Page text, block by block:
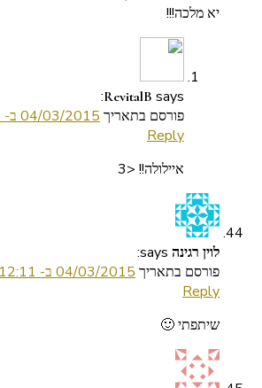
יא מלכה!!!
RevitalB says:
פורסם בתאריך 04/03/2015 ב- 14:44
Reply
איילולה!! <3
לוין רגינה says:
פורסם בתאריך 04/03/2015 ב- 12:11
Reply
שיתפתי 🙂